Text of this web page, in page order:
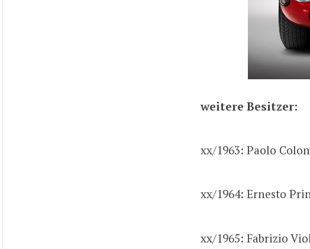
weitere Besitzer:
xx/1963: Paolo
xx/1964: Ernesto
xx/1965: Fabrizio